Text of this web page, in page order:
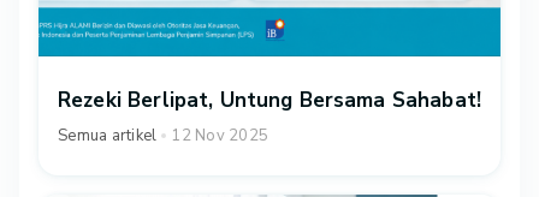
Rezeki Berlipat, Untung Bersama Sahabat!
Semua artikel 12 Nov 2025